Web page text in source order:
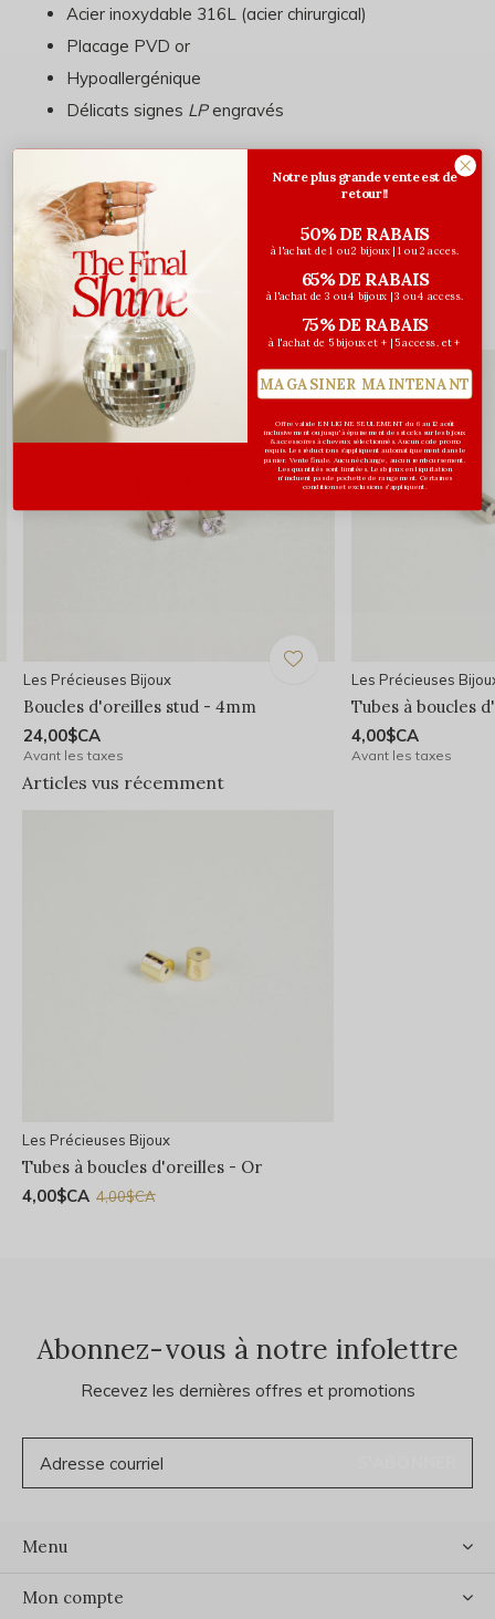
Acier inoxydable 316L (acier chirurgical)
Placage PVD or
Hypoallergénique
Délicats signes LPengravés
Évaluations
/ 5
Vous pourriez aussi aimer...
COUP DE CŒUR
Les Précieuses Bijoux
Boucles d'oreilles stud - 4mm
24,00$CA
Avant les taxes
Les Précieuses
Tubes à boucles
4,00$CA
Avant les taxes
Articles vus récemment
Les Précieuses Bijoux
Tubes à boucles d'oreilles - Or
4,00$CA 4,00$CA
Abonnez-vous à notre infolettre
Recevez les dernières offres et promotions
Menu
Mon compte
Notre plus grande vente est de
retour!!
50% DE RABAIS
à l'achat de 1 ou 2 bijoux | 1 ou 2 acces.
65% DE RABAIS
à l'achat de 3 ou 4 bijoux | 3 ou 4 access.
75% DE RABAIS
à l'achat de 5 bijoux et + | 5 access. et +
MAGASINER MAINTENANT
Offre valide EN LIGNE SEULEMENT du 6 au 12 août
inclusivement ou jusqu'à épuisement des stocks sur les bijoux
& accessoires à cheveux sélectionnés. Aucun code promo
requis. Les réductions s’appliquent automatiquement dans le
panier. Vente finale. Aucun échange, aucun remboursement.
Les quantités sont limitées. Les bijoux en liquidation
n'incluent pas de pochette de rangement. Certaines
conditions et exclusions s'appliquent.